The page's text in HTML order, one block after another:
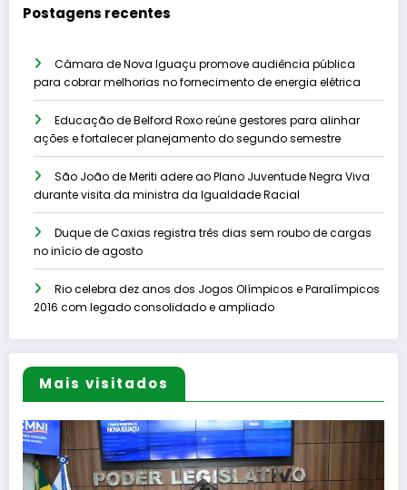
Postagens recentes
Câmara de Nova Iguaçu promove audiência pública
para cobrar melhorias no fornecimento de energia elétrica
Educação de Belford Roxo reúne gestores para alinhar
ações e fortalecer planejamento do segundo semestre
São João de Meriti adere ao Plano Juventude Negra Viva
durante visita da ministra da Igualdade Racial
Duque de Caxias registra três dias sem roubo de cargas
no início de agosto
Rio celebra dez anos dos Jogos Olímpicos e Paralímpicos
2016 com legado consolidado e ampliado
Mais visitados